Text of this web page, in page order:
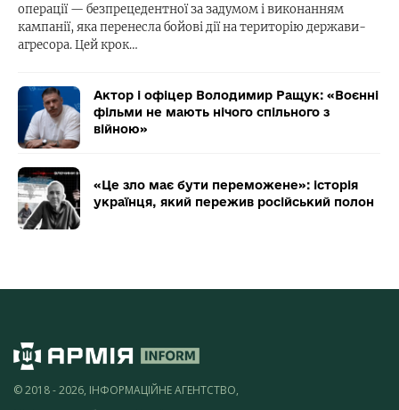
операції — безпрецедентної за задумом і виконанням
кампанії, яка перенесла бойові дії на територію держави-
агресора. Цей крок…
Актор і офіцер Володимир Ращук: «Воєнні
фільми не мають нічого спільного з
війною»
«Це зло має бути переможене»: історія
українця, який пережив російський полон
© 2018 - 2026, ІНФОРМАЦІЙНЕ АГЕНТСТВО,